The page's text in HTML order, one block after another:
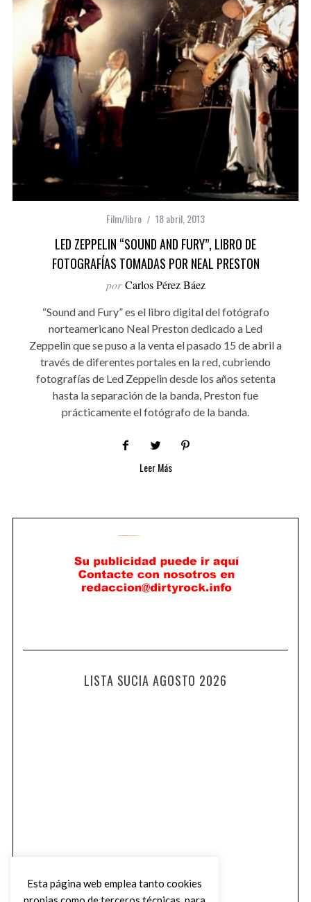
Film/libro 18 abril, 2013
LED ZEPPELIN “SOUND AND FURY”, LIBRO DE
FOTOGRAFÍAS TOMADAS POR NEAL PRESTON
por Carlos Pérez Báez
“Sound and Fury” es el libro digital del fotógrafo
norteamericano Neal Preston dedicado a Led
Zeppelin que se puso a la venta el pasado 15 de abril a
través de diferentes portales en la red, cubriendo
fotografías de Led Zeppelin desde los años setenta
hasta la separación de la banda, Preston fue
prácticamente el fotógrafo de la banda.
Leer Más
LISTA SUCIA AGOSTO 2026
Esta página web emplea tanto cookies